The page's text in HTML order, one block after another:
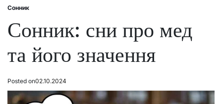
Posted
Сонник
Сонник: сни про мед
та його значення
Posted on02.10.2024